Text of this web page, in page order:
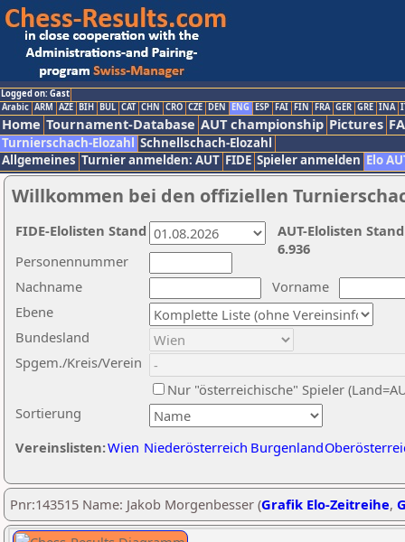
Logged on: Gast
Arabic ARM AZE BIH BUL CAT CHN CRO CZE DEN ENG ESP FAI FIN FRA GER GRE INA
Home Tournament-Database AUT championship Pictures
Turnierschach-Elozahl Schnellschach-Elozahl
Allgemeines Turnier anmelden: AUT FIDE Spieler anmelden Elo
Willkommen bei den offiziellen
Nachname
Vorname
Ebene
Sortierung
Personennummer
Bundesland
Spgem./Kreis/Verein
Nur "österreichische" Spieler
Vereinslisten:Wien Niederösterreich Burgenland
AUT-Elolisten
6.936
FIDE-Elolisten Stand
Pnr:143515 Name: Jakob Morgenbesser (Grafik Elo-Zeitreihe,